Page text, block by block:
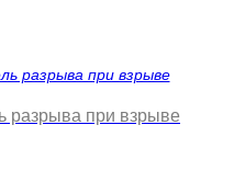
разрыва при взрыве